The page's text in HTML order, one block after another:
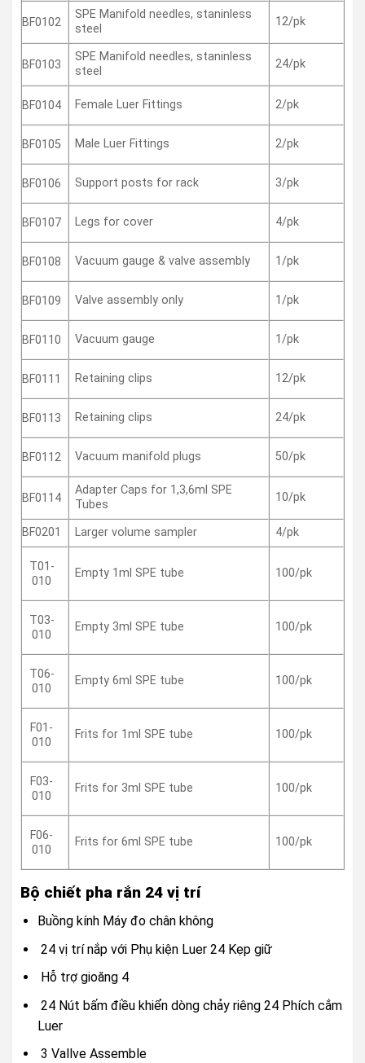
BF0102
SPE Manifold needles, staninless
steel
12/pk
BF0103
SPE Manifold needles, staninless
steel
24/pk
BF0104 Female Luer Fittings 2/pk
BF0105 Male Luer Fittings 2/pk
BF0106 Support posts for rack 3/pk
BF0107 Legs for cover 4/pk
BF0108 Vacuum gauge & valve assembly 1/pk
BF0109 Valve assembly only 1/pk
BF0110 Vacuum gauge 1/pk
BF0111 Retaining clips 12/pk
BF0113 Retaining clips 24/pk
BF0112 Vacuum manifold plugs 50/pk
BF0114
Adapter Caps for 1,3,6ml SPE
Tubes
10/pk
BF0201 Larger volume sampler 4/pk
T01-
010
Empty 1ml SPE tube 100/pk
T03-
010
Empty 3ml SPE tube 100/pk
T06-
010
Empty 6ml SPE tube 100/pk
F01-
010
Frits for 1ml SPE tube 100/pk
F03-
010
Frits for 3ml SPE tube 100/pk
F06-
010
Frits for 6ml SPE tube 100/pk
Bộ chiết pha rắn 24 vị trí
Buồng kính Máy đo chân không
24 vị trí nắp với Phụ kiện Luer 24 Kẹp giữ
Hỗ trợ gioăng 4
24 Nút bấm điều khiển dòng chảy riêng 24 Phích cắm
Luer
3 Vallve Assemble